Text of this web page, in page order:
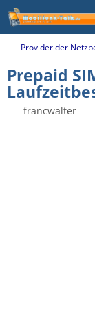
Provider der
Prepaid
francwalter